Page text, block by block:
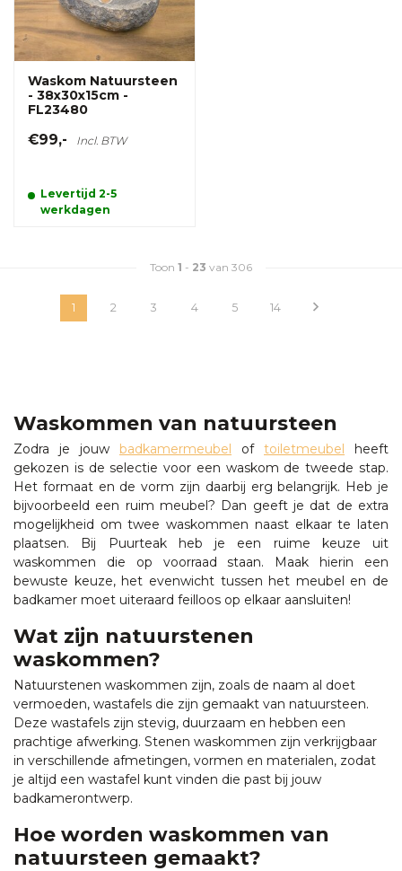
Waskom Natuursteen
- 38x30x15cm -
FL23480
€99,- Incl. BTW
Levertijd 2-5
werkdagen
Toon 1 - 23 van 306
1 2 3 4 5 14
Waskommen van natuursteen
Zodra je jouw badkamermeubel of toiletmeubel
heeft
gekozen is de selectie voor een waskom de tweede stap.
Het formaat en de vorm zijn daarbij erg belangrijk. Heb je
bijvoorbeeld een ruim meubel? Dan geeft je dat de extra
mogelijkheid om twee waskommen naast elkaar te laten
plaatsen. Bij Puurteak heb je een ruime keuze uit
waskommen die op voorraad staan. Maak hierin een
bewuste keuze, het evenwicht tussen het meubel en de
badkamer moet uiteraard feilloos op elkaar aansluiten!
Wat zijn natuurstenen
waskommen?
Natuurstenen waskommen zijn, zoals de naam al doet
vermoeden, wastafels die zijn gemaakt van natuursteen.
Deze wastafels zijn stevig, duurzaam en hebben een
prachtige afwerking. Stenen waskommen zijn verkrijgbaar
in verschillende afmetingen, vormen en materialen, zodat
je altijd een wastafel kunt vinden die past bij jouw
badkamerontwerp.
Hoe worden waskommen van
natuursteen gemaakt?